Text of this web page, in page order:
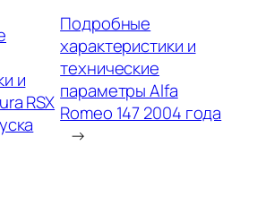
и
RSX
Подробные
характеристики и
технические
параметры Alfa
Romeo 147 2004 года
→